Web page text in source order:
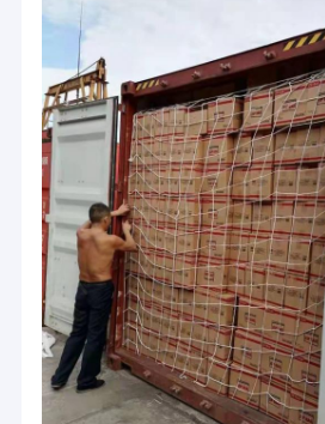
Ev
Ürün:% s
Hakkımızda
Çin'in önde gelen tedarikçisi olan T&T
dış mekan, ev, kurtarma, güvenlik, ağaç
tırmanma, spor ve inşaat vb.
Biz Şanghay ve Nanjing yakınlarındaki